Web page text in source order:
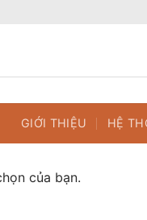
GIỚI THIỆU HỆ
của bạn.